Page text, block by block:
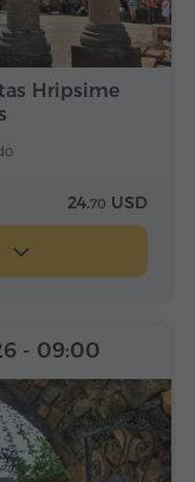
Hripsime
24.70 USD
- 09:00